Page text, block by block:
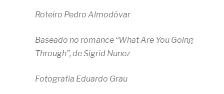
Roteiro Pedro Almodóvar
Baseado no romance “What Are You Going
Through”, de Sigrid Nunez
Fotografia Eduardo Grau